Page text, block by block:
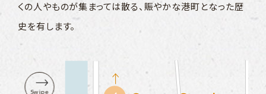
くの人やものが集まっては散る、 賑やかな港町となった歴
史を有します。
Swipe